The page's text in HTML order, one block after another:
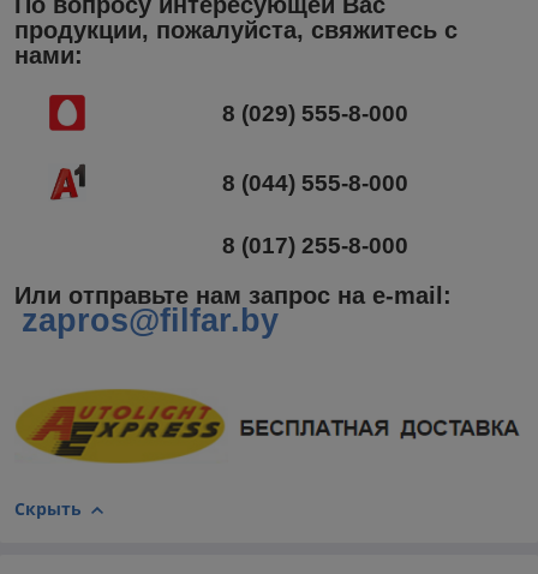
По вопросу интересующей Вас
продукции, пожалуйста, свяжитесь с
нами:
8 (029) 555-8-000
8 (044) 555-8-000
8 (017) 255-8-000
Или отправьте нам запрос на e-mail :
zapros@filfar.by
Скрыть